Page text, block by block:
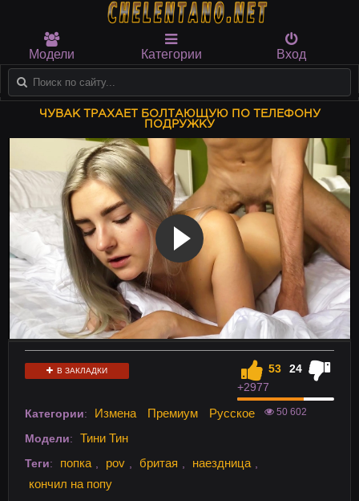
Модели Категории Вход
ЧУВАК ТРАХАЕТ БОЛТАЮЩУЮ ПО ТЕЛЕФОНУ
ПОДРУЖКУ
В ЗАКЛАДКИ 53
24
+2977
50 602
Категории: Измена Премиум Русское
Модели: Тини Тин
Теги: попка pov бритая наездница
кончил на попу